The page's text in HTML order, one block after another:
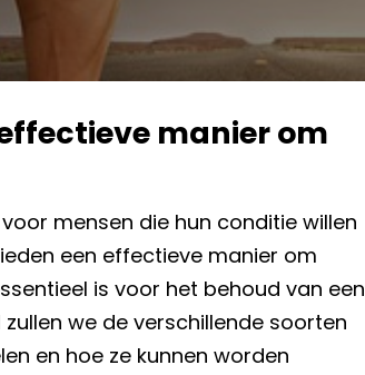
manier om
mensen die hun conditie willen
een effectieve manier om
is voor het behoud van een
we de verschillende soorten
en hoe ze kunnen worden